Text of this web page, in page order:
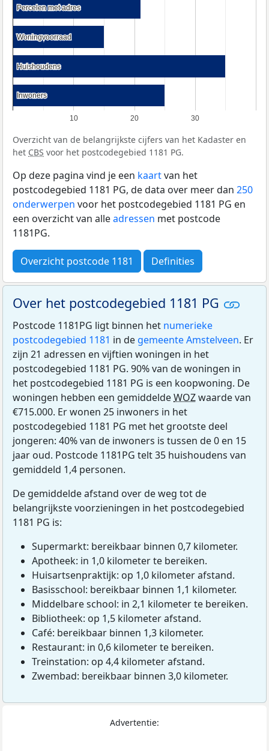
10 20 30
Percelen met adres
Percelen met adres
Woningvoorraad
Woningvoorraad
Huishoudens
Huishoudens
Inwoners
Inwoners
Overzicht van de belangrijkste cijfers van het Kadaster en
het CBS voor het postcodegebied 1181 PG.
Op deze pagina vind je een kaartvan het
postcodegebied 1181 PG, de data over meer dan 250
onderwerpen voor het postcodegebied 1181 PG en
een overzicht van alleadressen met postcode
1181PG.
Overzicht postcode 1181 Definities
Over het postcodegebied 1181 PG
Postcode 1181PG ligt binnen het numerieke
postcodegebied 1181 in de gemeente Amstelveen. Er
zijn 21 adressen en vijftien woningen in het
postcodegebied 1181 PG. 90% van de woningen in
het postcodegebied 1181 PG is een koopwoning. De
woningen hebben een gemiddeldeWOZwaarde van
€715.000. Er wonen 25 inwoners in het
postcodegebied 1181 PG met het grootste deel
jongeren: 40% van de inwoners is tussen de 0 en 15
jaar oud. Postcode 1181PG telt 35 huishoudens van
gemiddeld 1,4 personen.
De gemiddelde afstand over de weg tot de
belangrijkste voorzieningen in het postcodegebied
1181 PG is:
Supermarkt: bereikbaar binnen 0,7 kilometer.
Apotheek: in 1,0 kilometer te bereiken.
Huisartsenpraktijk: op 1,0 kilometer afstand.
Basisschool: bereikbaar binnen 1,1 kilometer.
Middelbare school: in 2,1 kilometer te bereiken.
Bibliotheek: op 1,5 kilometer afstand.
Café: bereikbaar binnen 1,3 kilometer.
Restaurant: in 0,6 kilometer te bereiken.
Treinstation: op 4,4 kilometer afstand.
Zwembad: bereikbaar binnen 3,0 kilometer.
Advertentie: